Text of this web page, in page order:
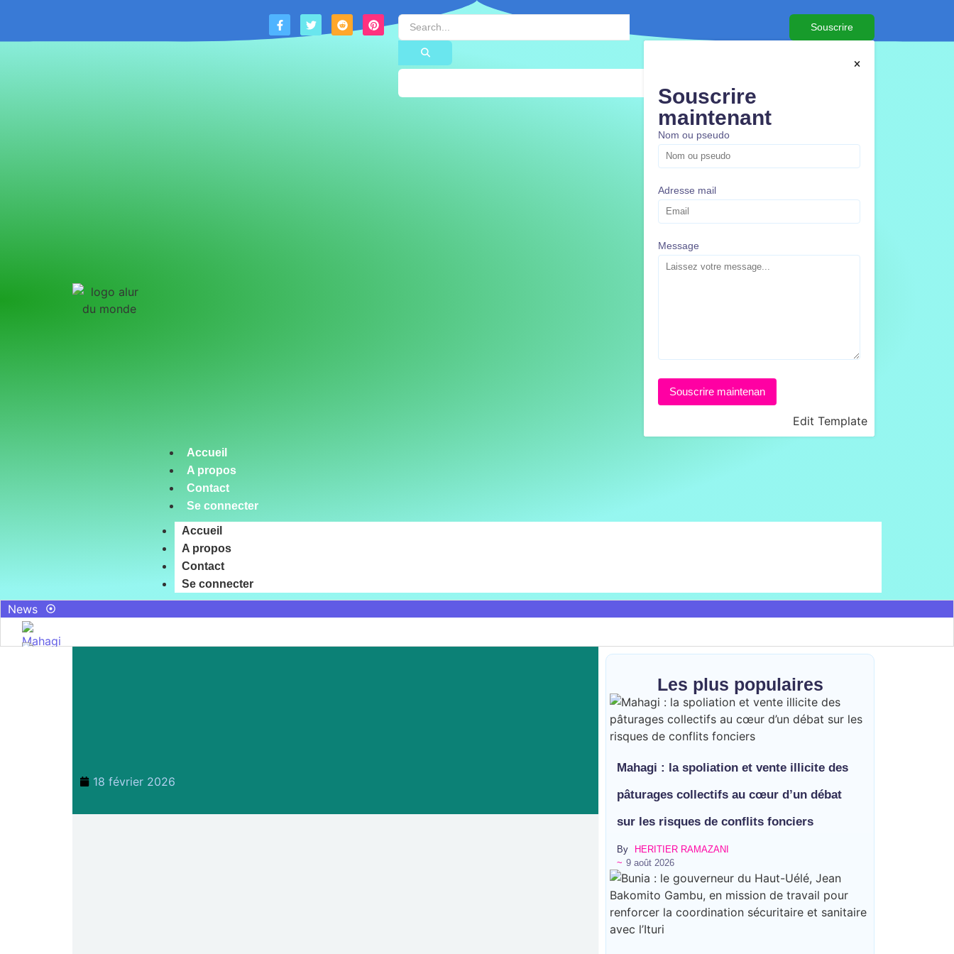
Souscrire
Souscrire
maintenant
Nom ou pseudo
Adresse mail
Message
Souscrire maintenan
Edit Template
Accueil
A propos
Contact
Se connecter
Accueil
A propos
Contact
Se connecter
News
18 février 2026
Les plus populaires
Mahagi : la spoliation et vente illicite des
pâturages collectifs au cœur d’un débat
sur les risques de conflits fonciers
By
HERITIER RAMAZANI
~ 9 août 2026